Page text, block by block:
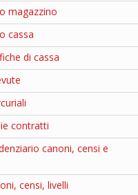
magazzino
cassa
di cassa
contratti
canoni, censi e
censi, livelli